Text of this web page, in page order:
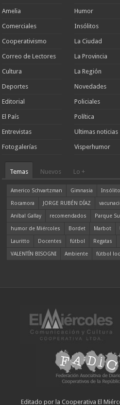
Amelia
Comerciales
Cooperativismo
Correo de Lectores
Cultura
Deportes
Editorial
El País
Entrevistas
Fotogalerías
Humor
Insólitos
La Ciudad
La Provincia
La Región
Novedades
Policiales
Política
Ultimas noticias
Visperhumor
Temas Nuevos Lo +
Americo Schvartzman Gimnasia
Rocamora
JORGE RUBÉN DÍAZ
Aníbal Gallay
recomendados Parque
humor de Miércoles
Bordet Marbot
Lauritto
Docentes fútbol Regatas
VALENTÍN BISOGNI
Ambiente fútbol
Editado por la Cooperativa El